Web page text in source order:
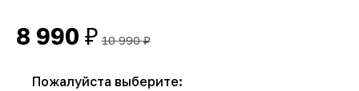
8 990 ₽ 10 990₽
Пожалуйста выберите: